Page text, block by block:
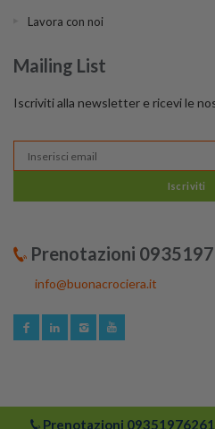
Lavora con noi
Mailing List
Iscriviti alla newsletter e ricevi le
Iscriviti
Prenotazioni
info@buonacrociera.it
Prenotazioni 09351976261